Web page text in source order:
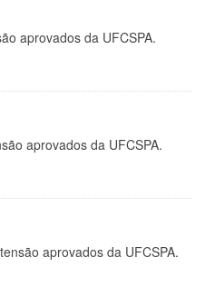
aprovados da UFCSPA.
aprovados da UFCSPA.
aprovados da UFCSPA.